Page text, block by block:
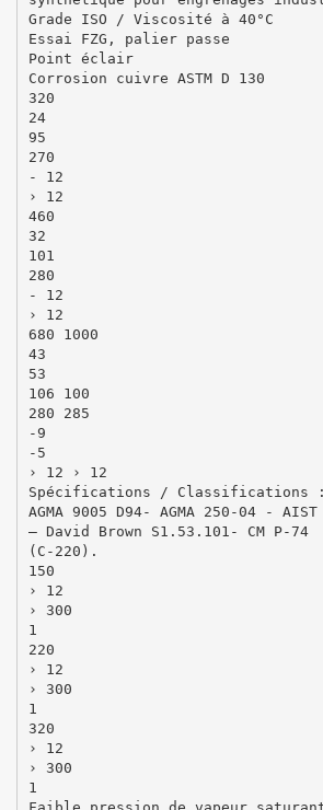
Grade ISO / Viscosité à 40°C
Essai FZG, palier passe
Point éclair
Corrosion cuivre ASTM D 130
320
24
95
270
- 12
› 12
460
32
101
280
- 12
› 12
680 1000
43
53
106 100
280 285
-9
-5
› 12 › 12
Spécifications / Classifications :
AGMA 9005 D94- AGMA 250-04 - AIST
– David Brown S1.53.101- CM P-74
(C-220).
150
› 12
› 300
1
220
› 12
› 300
1
320
› 12
› 300
1
Faible pression de vapeur